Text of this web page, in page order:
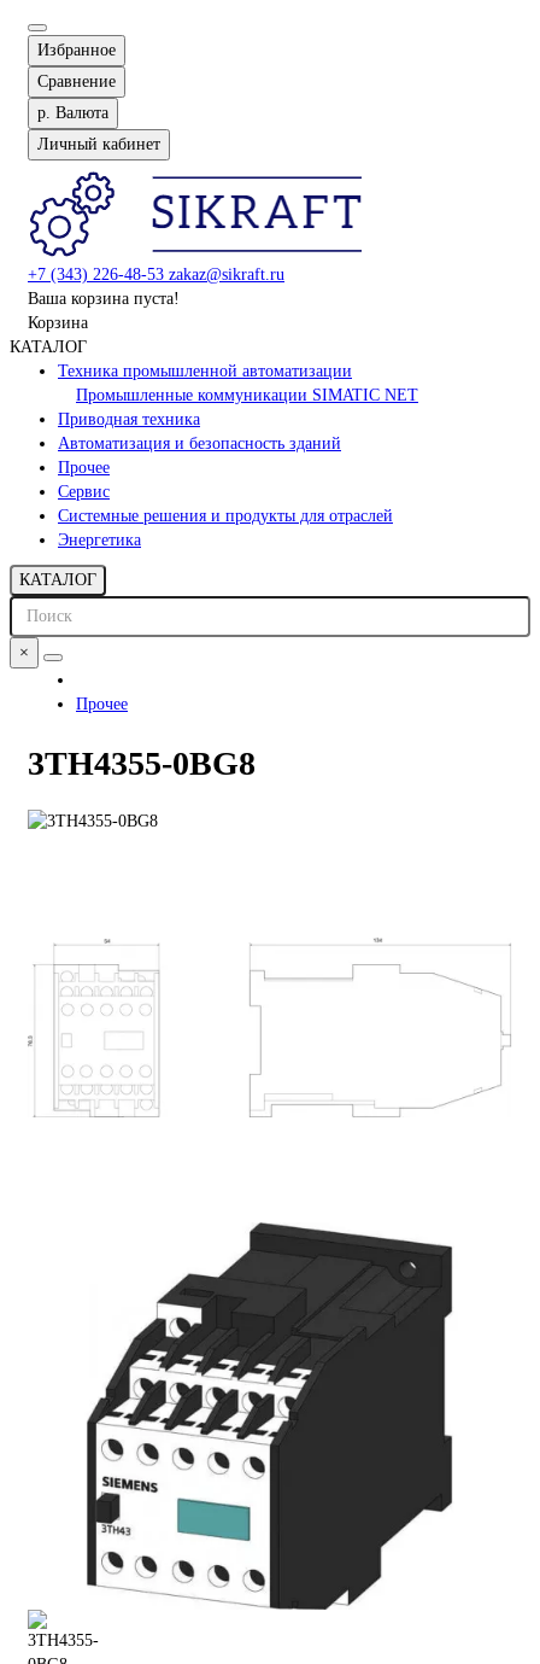
Избранное
Сравнение
р. Валюта
Личный кабинет
+7 (343) 226-48-53 zakaz@sikraft.ru
Ваша корзина пуста!
Корзина
КАТАЛОГ
Техника промышленной автоматизации
Промышленные коммуникации SIMATIC NET
Приводная техника
Автоматизация и безопасность зданий
Прочее
Сервис
Системные решения и продукты для отраслей
Энергетика
КАТАЛОГ
×
Прочее
3TH4355-0BG8